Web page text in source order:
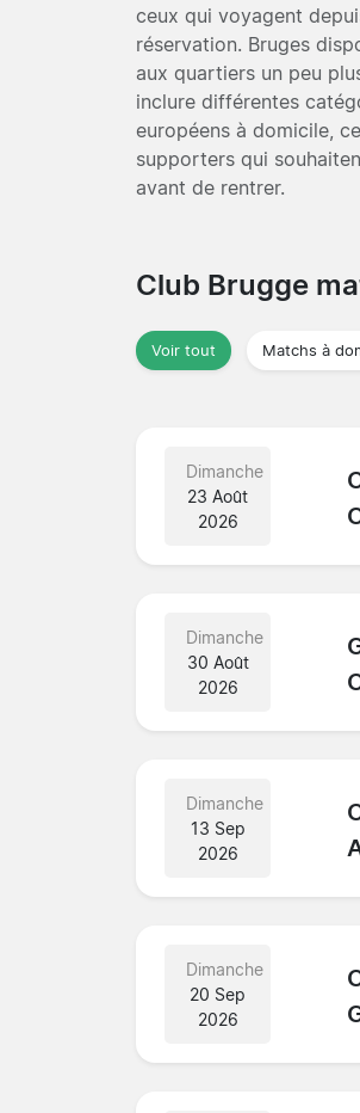
ceux qui voyagent
réservation. Bruges
aux quartiers un peu
inclure différentes
européens à domicile,
supporters qui
avant de rentrer.
Club Brugge
Voir tout Matchs à
Dimanche
23 Août
2026
Dimanche
30 Août
2026
Dimanche
13 Sep
2026
Dimanche
20 Sep
2026